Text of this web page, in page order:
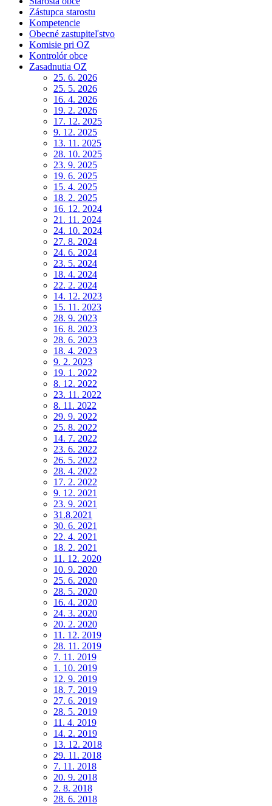
Zástupca starostu
Kompetencie
Obecné zastupiteľstvo
Komisie pri OZ
Kontrolór obce
Zasadnutia OZ
25. 6. 2026
25. 5. 2026
16. 4. 2026
19. 2. 2026
17. 12. 2025
9. 12. 2025
13. 11. 2025
28. 10. 2025
23. 9. 2025
19. 6. 2025
15. 4. 2025
18. 2. 2025
16. 12. 2024
21. 11. 2024
24. 10. 2024
27. 8. 2024
24. 6. 2024
23. 5. 2024
18. 4. 2024
22. 2. 2024
14. 12. 2023
15. 11. 2023
28. 9. 2023
16. 8. 2023
28. 6. 2023
18. 4. 2023
9. 2. 2023
19. 1. 2022
8. 12. 2022
23. 11. 2022
8. 11. 2022
29. 9. 2022
25. 8. 2022
14. 7. 2022
23. 6. 2022
26. 5. 2022
28. 4. 2022
17. 2. 2022
9. 12. 2021
23. 9. 2021
31.8.2021
30. 6. 2021
22. 4. 2021
18. 2. 2021
11. 12. 2020
10. 9. 2020
25. 6. 2020
28. 5. 2020
16. 4. 2020
24. 3. 2020
20. 2. 2020
11. 12. 2019
28. 11. 2019
7. 11. 2019
1. 10. 2019
12. 9. 2019
18. 7. 2019
27. 6. 2019
28. 5. 2019
11. 4. 2019
14. 2. 2019
13. 12. 2018
29. 11. 2018
7. 11. 2018
20. 9. 2018
2. 8. 2018
28. 6. 2018